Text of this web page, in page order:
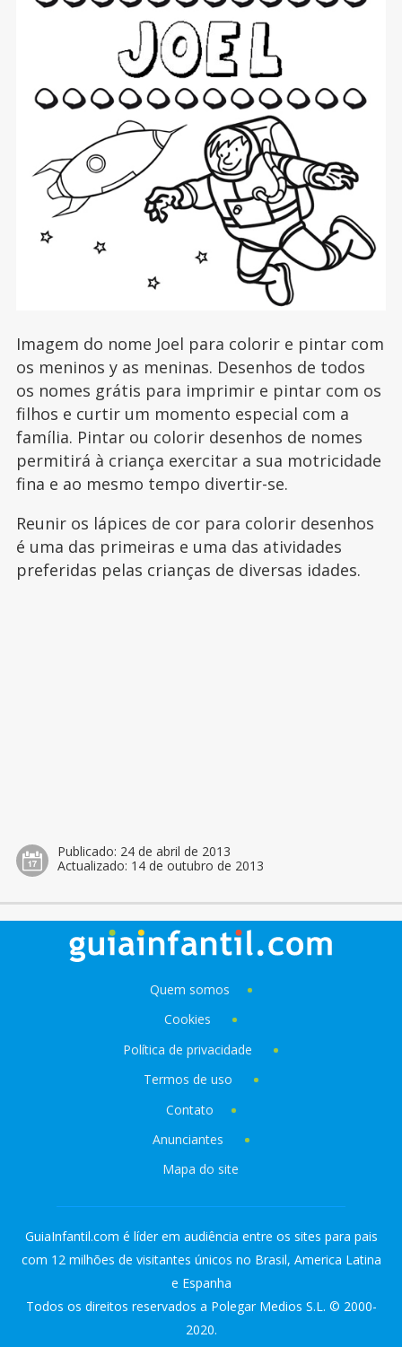
Imagem do nome Joel para colorir e pintar com
os meninos y as meninas. Desenhos de todos
os nomes grátis para imprimir e pintar com os
filhos e curtir um momento especial com a
família. Pintar ou colorir desenhos de nomes
permitirá à criança exercitar a sua motricidade
fina e ao mesmo tempo divertir-se.
Reunir os lápices de cor para colorir desenhos
é uma das primeiras e uma das atividades
preferidas pelas crianças de diversas idades.
Publicado: 24 de abril de 2013
Actualizado: 14 de outubro de 2013
Quem somos
Cookies
Política de privacidade
Termos de uso
Contato
Anunciantes
Mapa do site
GuiaInfantil.com é líder em audiência entre os sites para pais
com 12 milhões de visitantes únicos no Brasil, America Latina
e Espanha
Todos os direitos reservados a Polegar Medios S.L. © 2000-
2020.